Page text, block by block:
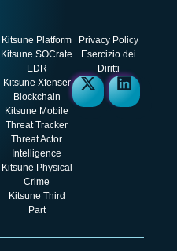
Kitsune Platform
Kitsune SOCrate
EDR
Kitsune Xfenser
Blockchain
Kitsune Mobile
Threat Tracker
Threat Actor
Intelligence
Kitsune Physical
Crime
Kitsune Third
Part
Privacy Policy
Esercizio dei
Diritti